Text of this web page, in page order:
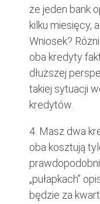
że jeden bank
kilku miesięcy,
Wniosek?
oba kredyty
dłuższej
takiej sytuacji
kredytów.
4. Masz dwa
oba kosztują
„pułapkach”
będzie za